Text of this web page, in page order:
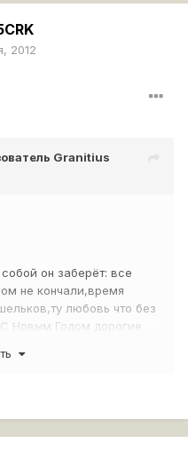
2012
Granitius
он заберёт: все
не кончали,время
любовь что без
Новым Годом дорогие